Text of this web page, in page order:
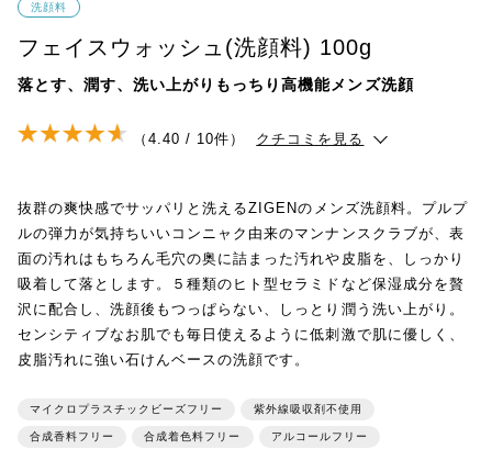
洗顔料
フェイスウォッシュ(洗顔料) 100g
落とす、潤す、洗い上がりもっちり高機能メンズ洗顔
（4.40 / 10件） クチコミを見る
抜群の爽快感でサッパリと洗えるZIGENのメンズ洗顔料。プルプ
ルの弾力が気持ちいいコンニャク由来のマンナンスクラブが、表
面の汚れはもちろん毛穴の奥に詰まった汚れや皮脂を、しっかり
吸着して落とします。５種類のヒト型セラミドなど保湿成分を贅
沢に配合し、洗顔後もつっぱらない、しっとり潤う洗い上がり。
センシティブなお肌でも毎日使えるように低刺激で肌に優しく、
皮脂汚れに強い石けんベースの洗顔です。
マイクロプラスチックビーズフリー 紫外線吸収剤不使用
合成香料フリー 合成着色料フリー アルコールフリー